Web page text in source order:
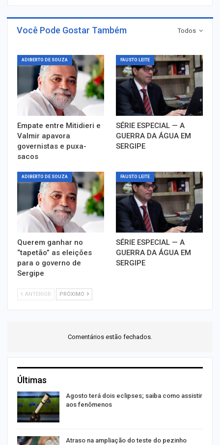
Todos
Você Pode Gostar Também
ADIBERTO DE SOUZA
Empate entre Mitidieri e
Valmir apavora
governistas e puxa-
sacos
FAUSTO LEITE
SÉRIE ESPECIAL — A
GUERRA DA ÁGUA EM
SERGIPE
ADIBERTO DE SOUZA
Querem ganhar no
“tapetão” as eleições
para o governo de
Sergipe
FAUSTO LEITE
SÉRIE ESPECIAL — A
GUERRA DA ÁGUA EM
SERGIPE
ANTERIOR PRÓXIMO
Comentários estão fechados.
Últimas
Agosto terá dois eclipses; saiba como assistir
aos fenômenos
Atraso na ampliação do teste do pezinho